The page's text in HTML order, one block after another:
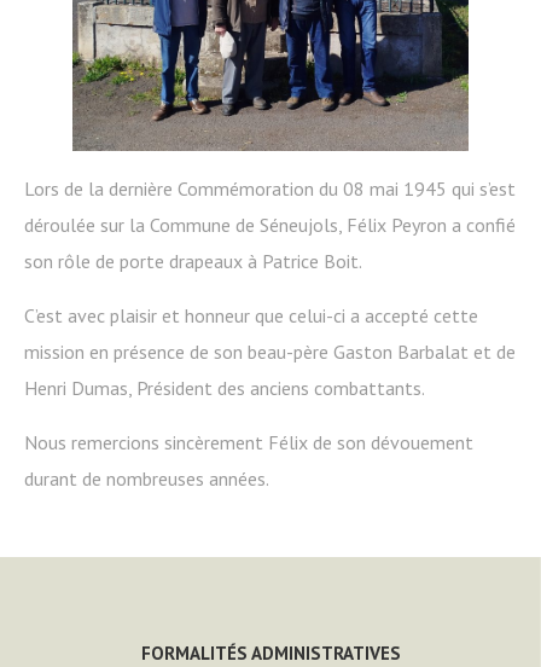
Lors de la dernière Commémoration du 08 mai 1945 qui s’est
déroulée sur la Commune de Séneujols, Félix Peyron a confié
son rôle de porte drapeaux à Patrice Boit.
C’est avec plaisir et honneur que celui-ci a accepté cette
mission en présence de son beau-père Gaston Barbalat et de
Henri Dumas, Président des anciens combattants.
Nous remercions sincèrement Félix de son dévouement
durant de nombreuses années.
FORMALITÉS ADMINISTRATIVES